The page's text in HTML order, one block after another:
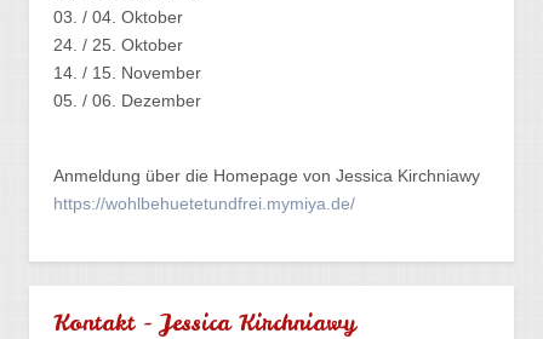
03. / 04. Oktober
24. / 25. Oktober
14. / 15. November
05. / 06. Dezember
Anmeldung über die Homepage von Jessica Kirchniawy
https://wohlbehuetetundfrei.mymiya.de/
Kontakt - Jessica Kirchniawy